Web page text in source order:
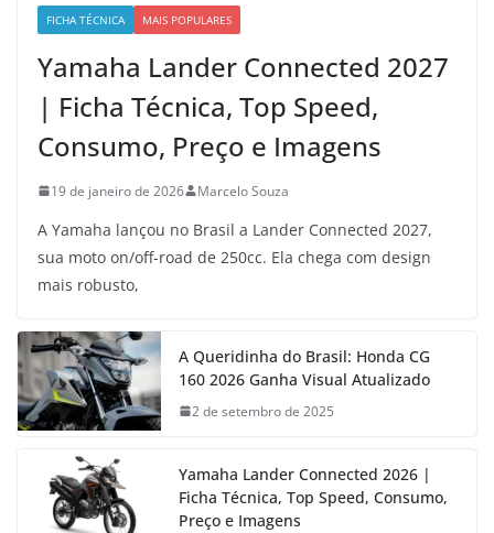
FICHA TÉCNICA MAIS POPULARES
Yamaha Lander Connected 2027
| Ficha Técnica, Top Speed,
Consumo, Preço e Imagens
19 de janeiro de 2026 Marcelo Souza
A Yamaha lançou no Brasil a Lander Connected 2027,
sua moto on/off-road de 250cc. Ela chega com design
mais robusto,
A Queridinha do Brasil: Honda CG
160 2026 Ganha Visual Atualizado
2 de setembro de 2025
Yamaha Lander Connected 2026 |
Ficha Técnica, Top Speed, Consumo,
Preço e Imagens